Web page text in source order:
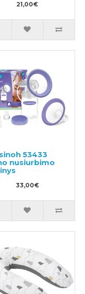
21,00€
53433
nusiurbimo
33,00€